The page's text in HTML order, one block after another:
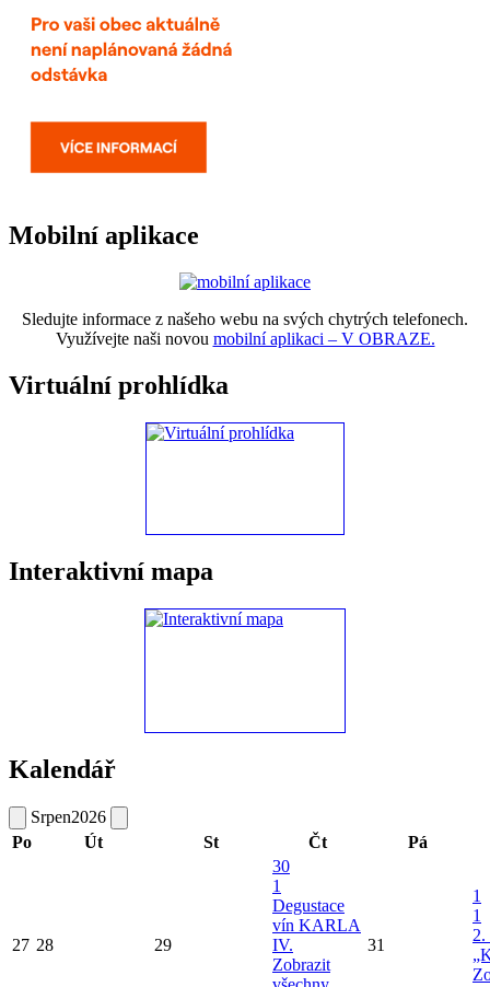
Mobilní aplikace
Sledujte informace z našeho webu na svých chytrých telefonech.
Využívejte naši novou mobilní aplikaci – V OBRAZE.
Virtuální prohlídka
Interaktivní mapa
Kalendář
Srpen2026
Po
Út St Čt Pá
27 28 29
30
1
Degustace
vín KARLA
IV.
Zobrazit
31
1
1
2.